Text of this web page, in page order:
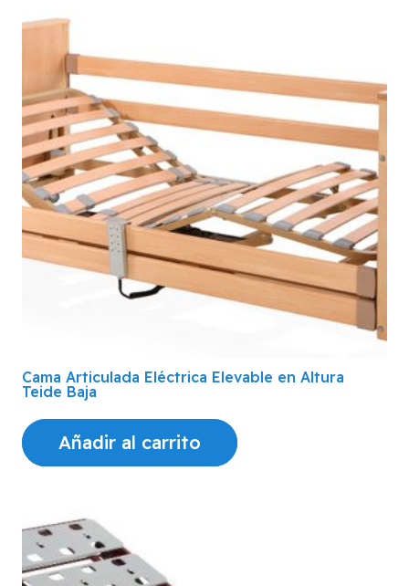
Cama Articulada Eléctrica Elevable en Altura
Teide Baja
Añadir al carrito